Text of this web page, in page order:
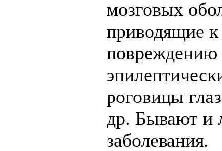
мозговых
приводящие
повреждению
роговицы
др. Бывают и
заболевания.